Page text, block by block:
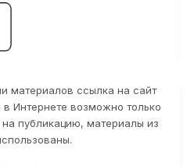
материалов ссылка на сайт
Интернете возможно только
публикацию, материалы из